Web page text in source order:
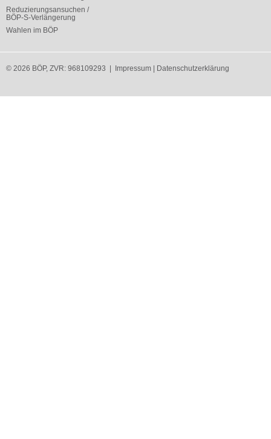
Reduzierungsansuchen /
BÖP-S-Verlängerung
Wahlen im BÖP
© 2026 BÖP, ZVR: 968109293 | Impressum Datenschutzerklärung